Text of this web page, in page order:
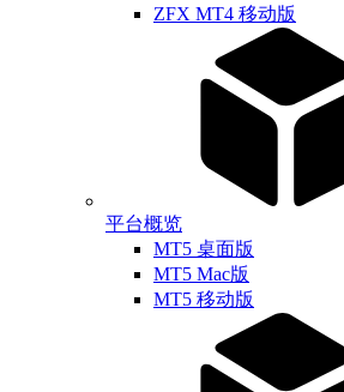
ZFX MT4 移动版
平台概览
MT5 桌面版
MT5 Mac版
MT5 移动版